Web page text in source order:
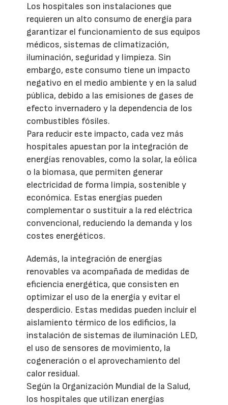
Los hospitales son instalaciones que
requieren un alto consumo de energía para
garantizar el funcionamiento de sus equipos
médicos, sistemas de climatización,
iluminación, seguridad y limpieza. Sin
embargo, este consumo tiene un impacto
negativo en el medio ambiente y en la salud
pública, debido a las emisiones de gases de
efecto invernadero y la dependencia de los
combustibles fósiles.
Para reducir este impacto, cada vez más
hospitales apuestan por la integración de
energías renovables, como la solar, la eólica
o la biomasa, que permiten generar
electricidad de forma limpia, sostenible y
económica. Estas energías pueden
complementar o sustituir a la red eléctrica
convencional, reduciendo la demanda y los
costes energéticos.
Además, la integración de energías
renovables va acompañada de medidas de
eficiencia energética, que consisten en
optimizar el uso de la energía y evitar el
desperdicio. Estas medidas pueden incluir el
aislamiento térmico de los edificios, la
instalación de sistemas de iluminación LED,
el uso de sensores de movimiento, la
cogeneración o el aprovechamiento del
calor residual.
Según la Organización Mundial de la Salud,
los hospitales que utilizan energías